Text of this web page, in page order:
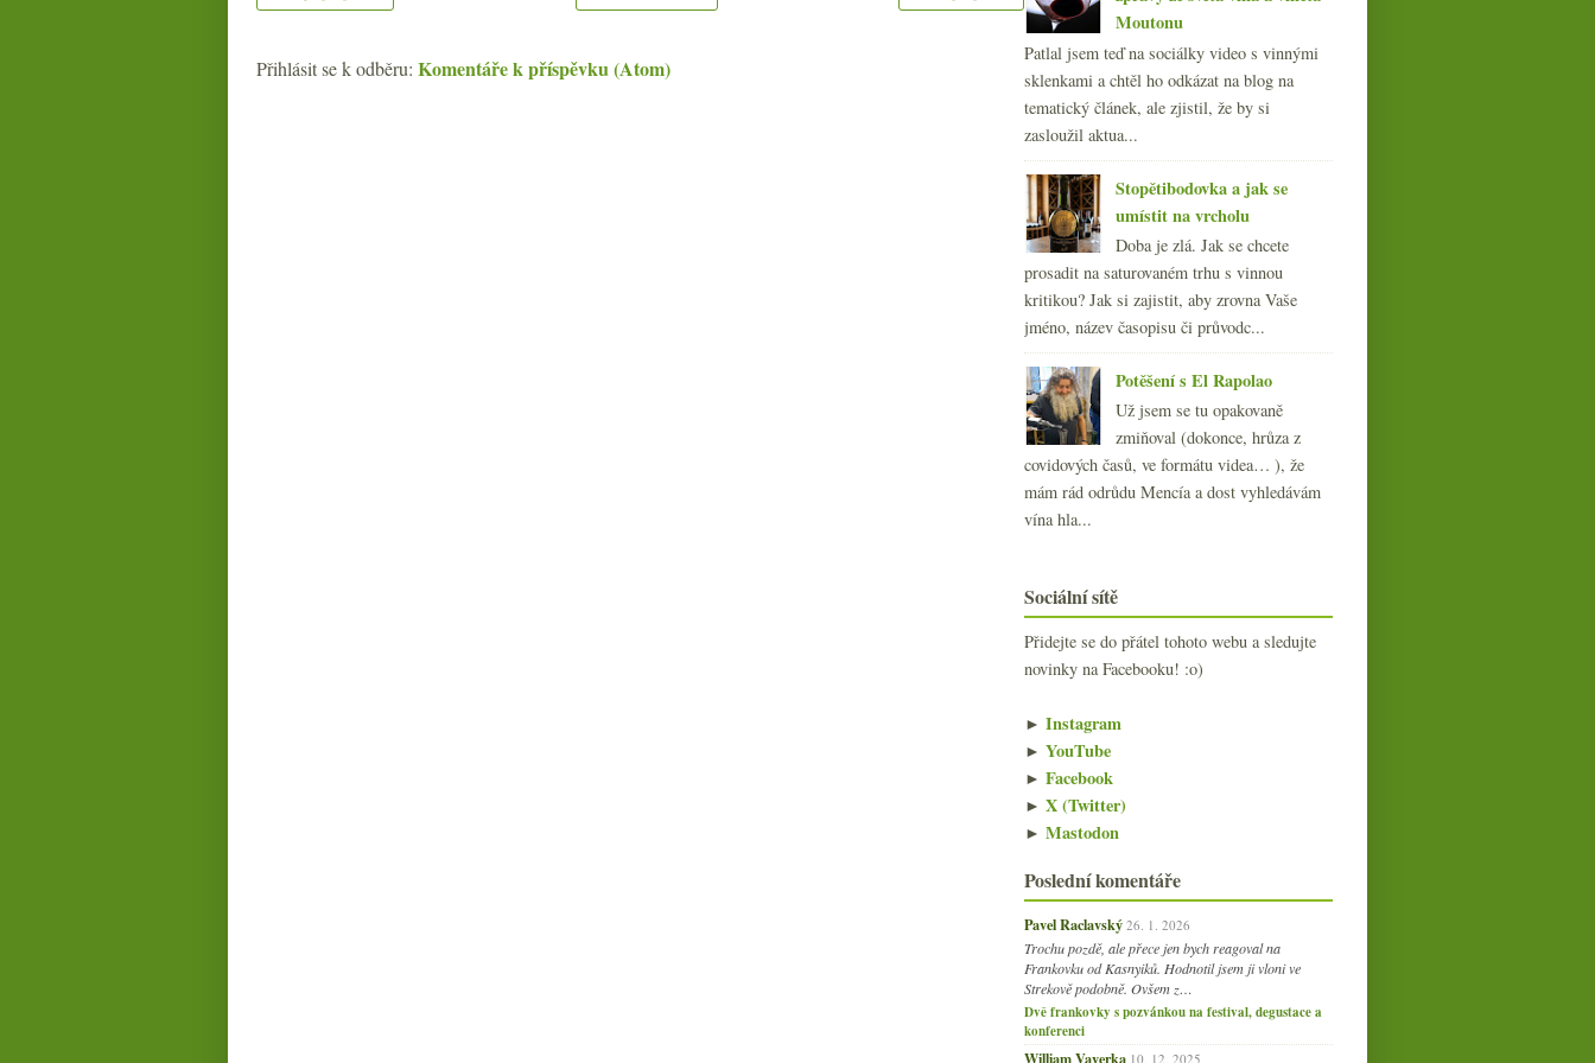
Přihlásit se k odběru: Komentáře k příspěvku (Atom)
Moutonu
Patlal jsem teď na sociálky video s vinnými
sklenkami a chtěl ho odkázat na blog na
tematický článek, ale zjistil, že by si
zasloužil aktua...
Stopětibodovka a jak se
umístit na vrcholu
Doba je zlá. Jak se chcete
prosadit na saturovaném trhu s vinnou
kritikou? Jak si zajistit, aby zrovna Vaše
jméno, název časopisu či průvodc...
Potěšení s El Rapolao
Už jsem se tu opakovaně
zmiňoval (dokonce, hrůza z
covidových časů, ve formátu videa… ), že
mám rád odrůdu Mencía a dost vyhledávám
vína hla...
Sociální sítě
Přidejte se do přátel tohoto webu a sledujte
novinky na Facebooku! :o)
► Instagram
► YouTube
► Facebook
► X (Twitter)
► Mastodon
Poslední komentáře
Pavel Raclavský 26. 1. 2026
Trochu pozdě, ale přece jen bych reagoval na
Frankovku od Kasnyiků. Hodnotil jsem ji vloni ve
Strekově podobně. Ovšem z…
Dvě frankovky s pozvánkou na festival, degustace a
konferenci
William Vaverka 10. 12. 2025